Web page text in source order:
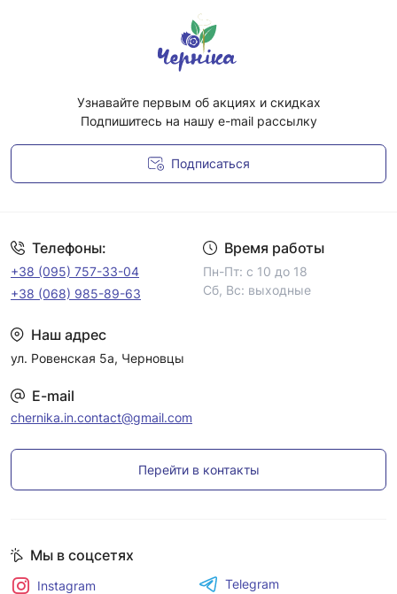
Узнавайте первым об акциях и скидках
Подпишитесь на нашу e-mail рассылку
Подписаться
Телефоны:
+38 (095) 757-33-04
+38 (068) 985-89-63
Время работы
Пн-Пт: с 10 до 18
Сб, Вс: выходные
Наш адрес
ул. Ровенская 5а, Черновцы
E-mail
chernika.in.contact@gmail.com
Перейти в контакты
Мы в соцсетях
Instagram
Telegram